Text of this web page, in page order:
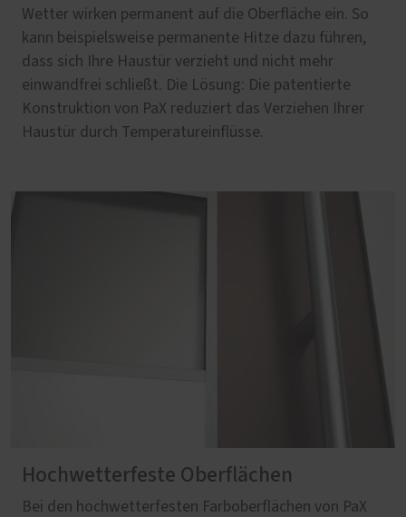
Wetter wirken permanent auf die Oberfläche ein. So
kann beispielsweise permanente Hitze dazu führen,
dass sich Ihre Haustür verzieht und nicht mehr
einwandfrei schließt. Die Lösung: Die patentierte
Konstruktion von PaX reduziert das Verziehen Ihrer
Haustür durch Temperatureinflüsse.
Hochwetterfeste Oberflächen
Bei den hochwetterfesten Farboberflächen von PaX